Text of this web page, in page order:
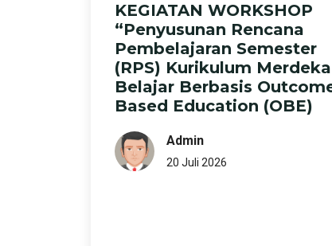
KEGIATAN WORKSHOP
“Penyusunan Rencana
Pembelajaran Semester
(RPS) Kurikulum Merdeka
Belajar Berbasis
Based Education (OBE)
Admin
20 Juli 2026